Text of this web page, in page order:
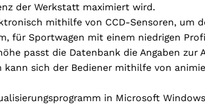
der Werkstatt maximiert wird.
mithilfe von CCD-Sensoren, um
für Sportwagen mit einem niedrigen
passt die Datenbank die Angaben zur
kann sich der Bediener mithilfe von
in Microsoft